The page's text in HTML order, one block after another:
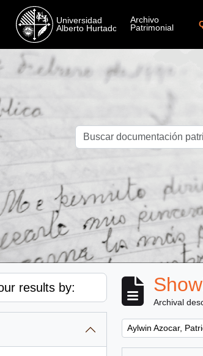
results by:
Archival
Remove filter:
Aylwin Azocar,